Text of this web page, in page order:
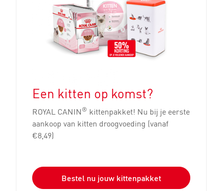
Een kitten op komst?
ROYAL CANIN® kittenpakket! Nu bij je eerste
aankoop van kitten droogvoeding (vanaf
€8,49)
Bestel nu jouw kittenpakket